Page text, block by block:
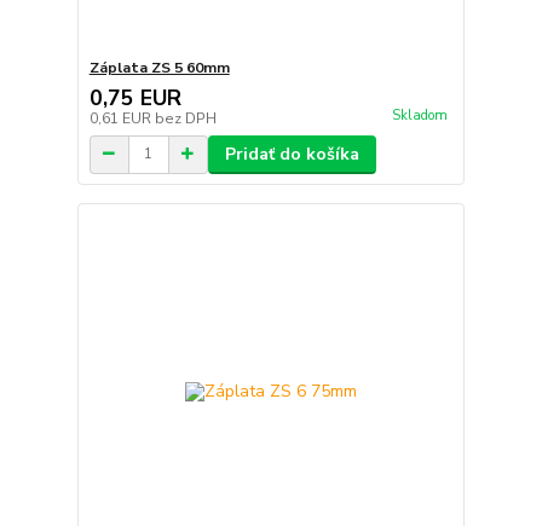
Záplata ZS 5 60mm
0,75 EUR
0,61 EUR bez DPH Skladom
Pridať do košíka